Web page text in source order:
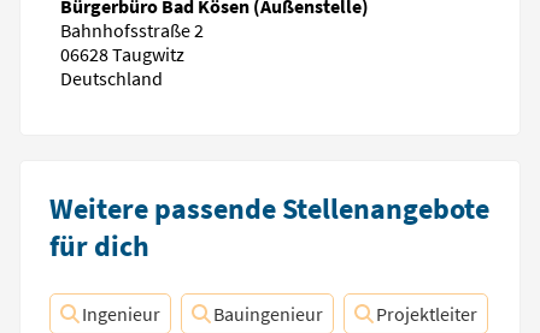
Bürgerbüro Bad Kösen (Außenstelle)
Bahnhofsstraße 2
06628 Taugwitz
Deutschland
Weitere passende Stellenangebote
für dich
Ingenieur Bauingenieur Projektleiter